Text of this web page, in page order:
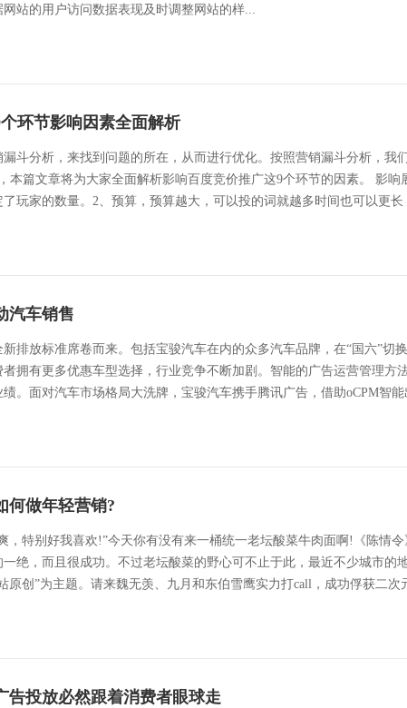
站的用户访问数据表现及时调整网站的样...
环节影响因素全面解析
斗分析，来找到问题的所在，从而进行优化。按照营销漏斗分析，我
本篇文章将为大家全面解析影响百度竞价推广这9个环节的因素。 影响
玩家的数量。2、预算，预算越大，可以投的词就越多时间也可以更长
汽车销售
排放标准席卷而来。包括宝骏汽车在内的众多汽车品牌，在“国六”切
拥有更多优惠车型选择，行业竞争不断加剧。智能的广告运营管理方
。面对汽车市场格局大洗牌，宝骏汽车携手腾讯广告，借助oCPM智
何做年轻营销?
，特别好我喜欢!”今天你有没有来一桶统一老坛酸菜牛肉面啊!《陈情
绝，而且很成功。不过老坛酸菜的野心可不止于此，最近不少城市的
原创”为主题。请来魏无羡、九月和东伯雪鹰实力打call，成功俘获二次
告投放必然跟着消费者眼球走